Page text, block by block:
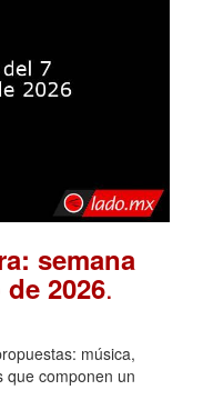
semana
2026.
música,
que componen un